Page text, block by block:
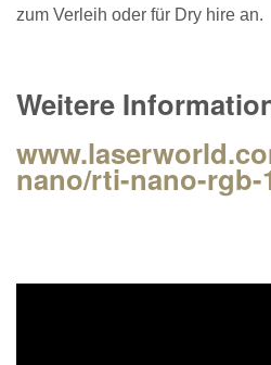
zum Verleih oder für Dry hire an.
Weitere
nano/rti-nano-rgb-